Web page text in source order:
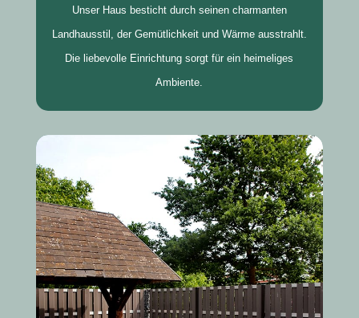
Unser Haus besticht durch seinen charmanten
Landhausstil, der Gemütlichkeit und Wärme ausstrahlt.
Die liebevolle Einrichtung sorgt für ein heimeliges
Ambiente.